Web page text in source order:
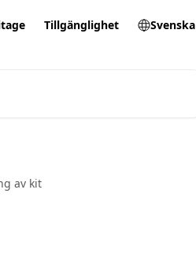
Tillgänglighet Svenska
av kit